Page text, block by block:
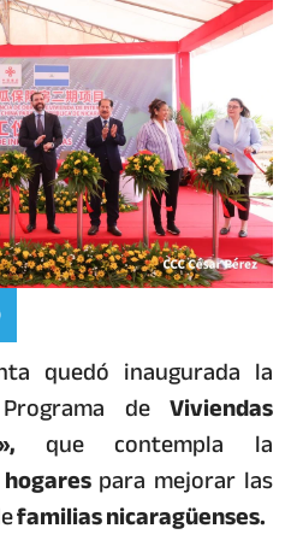
quedó inaugurada la
de Viviendas
que contempla la
para mejorar las
familias nicaragüenses.